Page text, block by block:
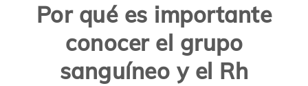
Por qué es importante
conocer el grupo
sanguíneo y el Rh